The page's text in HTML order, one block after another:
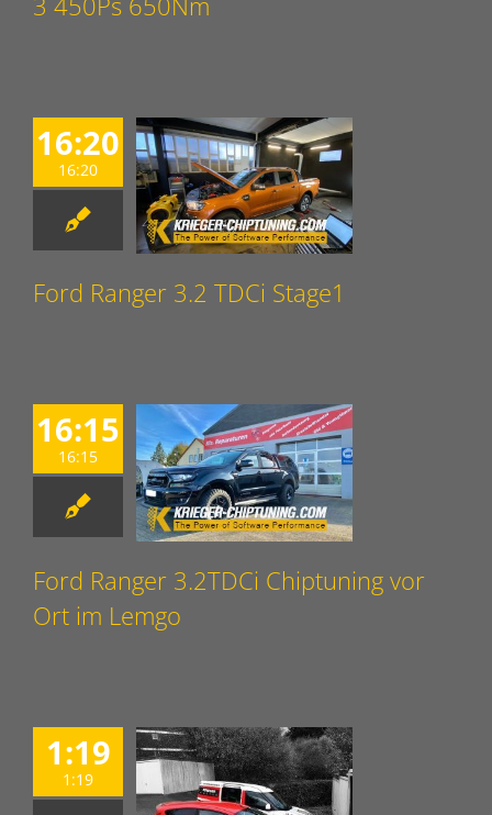
16:20
16:20
Ford Ranger 3.2 TDCi Stage1
16:15
16:15
Ford Ranger 3.2TDCi Chiptuning vor
Ort im Lemgo
1:19
1:19